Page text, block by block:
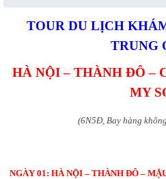
TOUR DU LỊCH
TRUNG
HÀ NỘI – THÀNH ĐÔ –
MY
(6N5Đ, Bay hàng
NGÀY 01: HÀ NỘI – THÀNH